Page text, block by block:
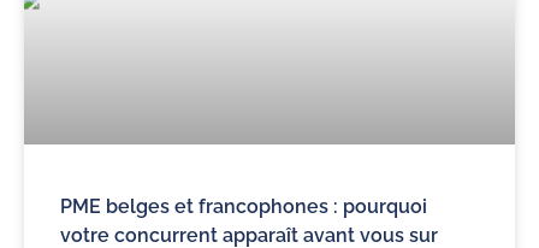
PME belges et francophones : pourquoi
votre concurrent apparaît avant vous sur